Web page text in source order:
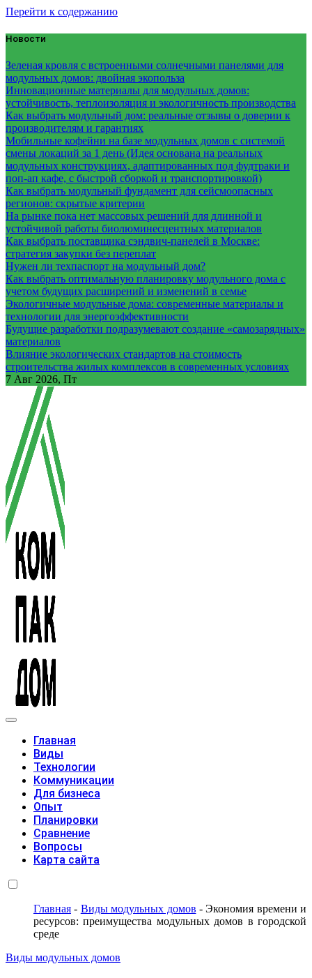
Перейти к содержанию
Новости
Зеленая кровля с встроенными солнечными панелями для
модульных домов: двойная экопольза
Инновационные материалы для модульных домов:
устойчивость, теплоизоляция и экологичность производства
Как выбрать модульный дом: реальные отзывы о доверии к
производителям и гарантиях
Мобильные кофейни на базе модульных домов с системой
смены локаций за 1 день (Идея основана на реальных
модульных конструкциях, адаптированных под фудтраки и
поп-ап кафе, с быстрой сборкой и транспортировкой)
Как выбрать модульный фундамент для сейсмоопасных
регионов: скрытые критерии
На рынке пока нет массовых решений для длинной и
устойчивой работы биолюминесцентных материалов
Как выбрать поставщика сэндвич-панелей в Москве:
стратегия закупки без переплат
Нужен ли техпаспорт на модульный дом?
Как выбрать оптимальную планировку модульного дома с
учетом будущих расширений и изменений в семье
Экологичные модульные дома: современные материалы и
технологии для энергоэффективности
Будущие разработки подразумевают создание «самозарядных»
материалов
Влияние экологических стандартов на стоимость
строительства жилых комплексов в современных условиях
7 Авг 2026, Пт
Главная
Виды
Технологии
Коммуникации
Для бизнеса
Опыт
Планировки
Сравнение
Вопросы
Карта сайта
Главная - Виды модульных домов -Экономия времени и
ресурсов: преимущества модульных домов в городской
среде
Виды модульных домов